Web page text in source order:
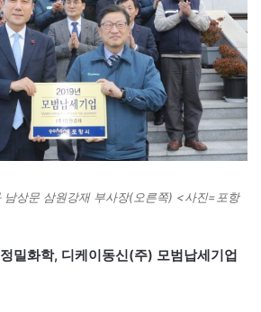
남상문 삼원강재 부사장(오른쪽) <사진=포항
밀화학, 디케이동신(주) 모범납세기업